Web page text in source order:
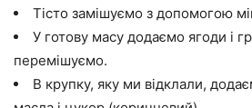
Тісто замішуємо з допомогою
У готову масу додаємо ягоди і
перемішуємо.
В крупку, яку ми відклали,